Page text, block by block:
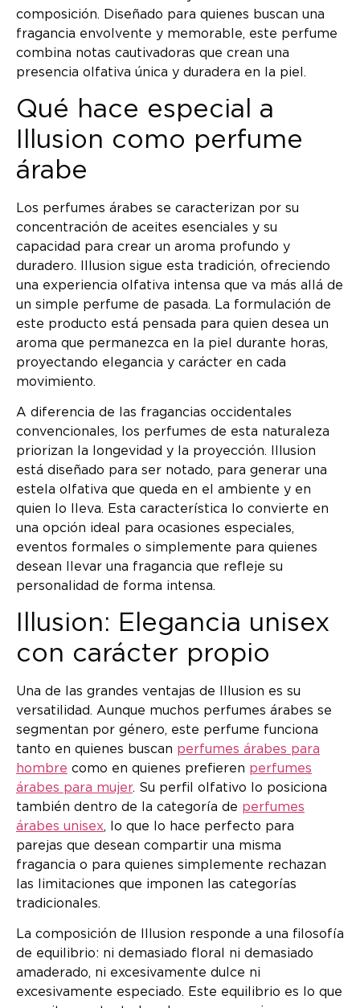
composición. Diseñado para quienes buscan una
fragancia envolvente y memorable, este perfume
combina notas cautivadoras que crean una
presencia olfativa única y duradera en la piel.
Qué hace especial a
Illusion como perfume
árabe
Los perfumes árabes se caracterizan por su
concentración de aceites esenciales y su
capacidad para crear un aroma profundo y
duradero. Illusion sigue esta tradición, ofreciendo
una experiencia olfativa intensa que va más allá de
un simple perfume de pasada. La formulación de
este producto está pensada para quien desea un
aroma que permanezca en la piel durante horas,
proyectando elegancia y carácter en cada
movimiento.
A diferencia de las fragancias occidentales
convencionales, los perfumes de esta naturaleza
priorizan la longevidad y la proyección. Illusion
está diseñado para ser notado, para generar una
estela olfativa que queda en el ambiente y en
quien lo lleva. Esta característica lo convierte en
una opción ideal para ocasiones especiales,
eventos formales o simplemente para quienes
desean llevar una fragancia que refleje su
personalidad de forma intensa.
Illusion: Elegancia unisex
con carácter propio
Una de las grandes ventajas de Illusion es su
versatilidad. Aunque muchos perfumes árabes se
segmentan por género, este perfume funciona
tanto en quienes buscan perfumes árabes para
hombre como en quienes prefieren perfumes
árabes para mujer. Su perfil olfativo lo posiciona
también dentro de la categoría de perfumes
árabes unisex, lo que lo hace perfecto para
parejas que desean compartir una misma
fragancia o para quienes simplemente rechazan
las limitaciones que imponen las categorías
tradicionales.
La composición de Illusion responde a una filosofía
de equilibrio: ni demasiado floral ni demasiado
amaderado, ni excesivamente dulce ni
excesivamente especiado. Este equilibrio es lo que